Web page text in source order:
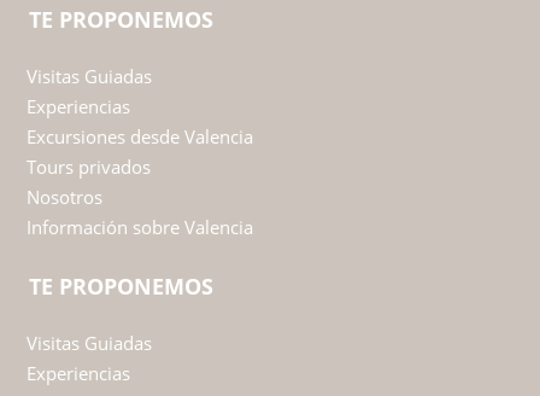
TE PROPONEMOS
Visitas Guiadas
Experiencias
Excursiones desde Valencia
Tours privados
Nosotros
Información sobre Valencia
TE PROPONEMOS
Visitas Guiadas
Experiencias